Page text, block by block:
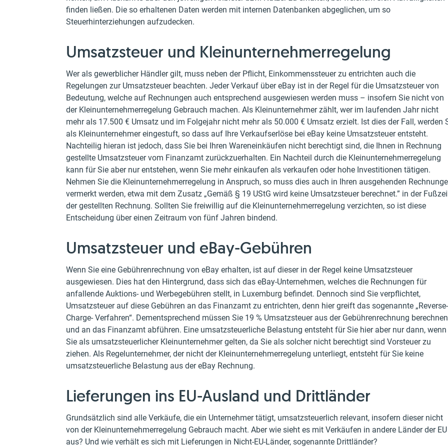
finden ließen. Die so erhaltenen Daten werden mit internen Datenbanken abgeglichen, um so
Steuerhinterziehungen aufzudecken.
Umsatzsteuer und Kleinunternehmerregelung
Wer als gewerblicher Händler gilt, muss neben der Pflicht, Einkommenssteuer zu entrichten auch die
Regelungen zur Umsatzsteuer beachten. Jeder Verkauf über eBay ist in der Regel für die Umsatzsteuer von
Bedeutung, welche auf Rechnungen auch entsprechend ausgewiesen werden muss – insofern Sie nicht von
der Kleinunternehmerregelung Gebrauch machen. Als Kleinunternehmer zählt, wer im laufenden Jahr nicht
mehr als 17.500 € Umsatz und im Folgejahr nicht mehr als 50.000 € Umsatz erzielt. Ist dies der Fall, werden
als Kleinunternehmer eingestuft, so dass auf Ihre Verkaufserlöse bei eBay keine Umsatzsteuer entsteht.
Nachteilig hieran ist jedoch, dass Sie bei Ihren Wareneinkäufen nicht berechtigt sind, die Ihnen in Rechnung
gestellte Umsatzsteuer vom Finanzamt zurückzuerhalten. Ein Nachteil durch die Kleinunternehmerregelung
kann für Sie aber nur entstehen, wenn Sie mehr einkaufen als verkaufen oder hohe Investitionen tätigen.
Nehmen Sie die Kleinunternehmerregelung in Anspruch, so muss dies auch in Ihren ausgehenden
vermerkt werden, etwa mit dem Zusatz „Gemäß § 19 UStG wird keine Umsatzsteuer berechnet.” in der
der gestellten Rechnung. Sollten Sie freiwillig auf die Kleinunternehmerregelung verzichten, so ist diese
Entscheidung über einen Zeitraum von fünf Jahren bindend.
Umsatzsteuer und eBay-Gebühren
Wenn Sie eine Gebührenrechnung von eBay erhalten, ist auf dieser in der Regel keine Umsatzsteuer
ausgewiesen. Dies hat den Hintergrund, dass sich das eBay-Unternehmen, welches die Rechnungen für
anfallende Auktions- und Werbegebühren stellt, in Luxemburg befindet. Dennoch sind Sie verpflichtet,
Umsatzsteuer auf diese Gebühren an das Finanzamt zu entrichten, denn hier greift das sogenannte „Reverse-
Charge- Verfahren“. Dementsprechend müssen Sie 19 % Umsatzsteuer aus der Gebührenrechnung berechnen
und an das Finanzamt abführen. Eine umsatzsteuerliche Belastung entsteht für Sie hier aber nur dann, wenn
Sie als umsatzsteuerlicher Kleinunternehmer gelten, da Sie als solcher nicht berechtigt sind Vorsteuer zu
ziehen. Als Regelunternehmer, der nicht der Kleinunternehmerregelung unterliegt, entsteht für Sie keine
umsatzsteuerliche Belastung aus der eBay Rechnung.
Lieferungen ins EU-Ausland und Drittländer
Grundsätzlich sind alle Verkäufe, die ein Unternehmer tätigt, umsatzsteuerlich relevant, insofern dieser nicht
von der Kleinunternehmerregelung Gebrauch macht. Aber wie sieht es mit Verkäufen in andere Länder der EU
aus? Und wie verhält es sich mit Lieferungen in Nicht-EU-Länder, sogenannte Drittländer?